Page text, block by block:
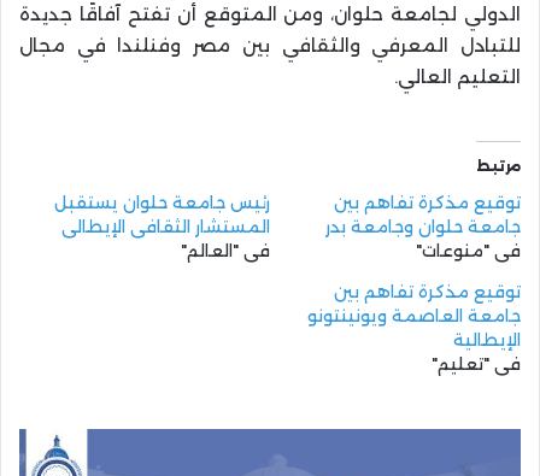
الدولي لجامعة حلوان، ومن المتوقع أن تفتح آفاقًا جديدة
للتبادل المعرفي والثقافي بين مصر وفنلندا في مجال
التعليم العالي.
مرتبط
توقيع مذكرة تفاهم بين
جامعة حلوان وجامعة بدر
في "منوعات"
رئيس جامعة حلوان يستقبل
المستشار الثقافي الإيطالي
في "العالم"
توقيع مذكرة تفاهم بين
جامعة العاصمة ويونينتونو
الإيطالية
في "تعليم"